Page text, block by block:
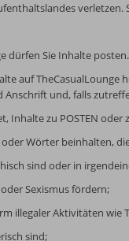
dürfen Sie Inhalte
auf
Anschrift und, falls
Inhalte zu POSTEN oder
Wörter beinhalten,
sind oder in
oder Sexismus fördern;
illegaler Aktivitäten wie
sind;